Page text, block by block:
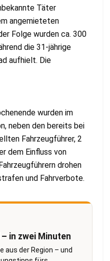
Täter
angemieteten
Folge wurden ca. 300
die 31-jährige
aufhielt. Die
wurden im
neben den bereits bei
Fahrzeugführer, 2
dem Einfluss von
drohen
und Fahrverbote.
in zwei Minuten
aus der Region – und